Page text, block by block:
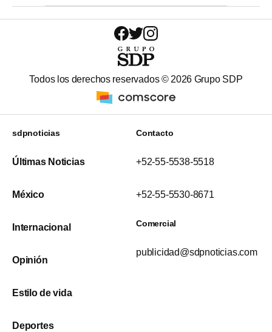
Todos los derechos reservados © 2026 Grupo SDP
sdpnoticias
Últimas Noticias
México
Internacional
Opinión
Estilo de vida
Deportes
Contacto
+52-55-5538-5518
+52-55-5530-8671
Comercial
publicidad@sdpnoticias.com